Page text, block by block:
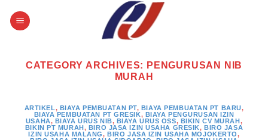
CATEGORY ARCHIVES: PENGURUSAN NIB
MURAH
ARTIKEL, BIAYA PEMBUATAN PT, BIAYA PEMBUATAN PT BARU,
BIAYA PEMBUATAN PT GRESIK, BIAYA PENGURUSAN IZIN
USAHA, BIAYA URUS NIB, BIAYA URUS OSS, BIKIN CV MURAH,
BIKIN PT MURAH, BIRO JASA IZIN USAHA GRESIK,BIRO JASA
IZIN USAHA MALANG,BIRO JASA IZIN USAHA MOJOKERTO,